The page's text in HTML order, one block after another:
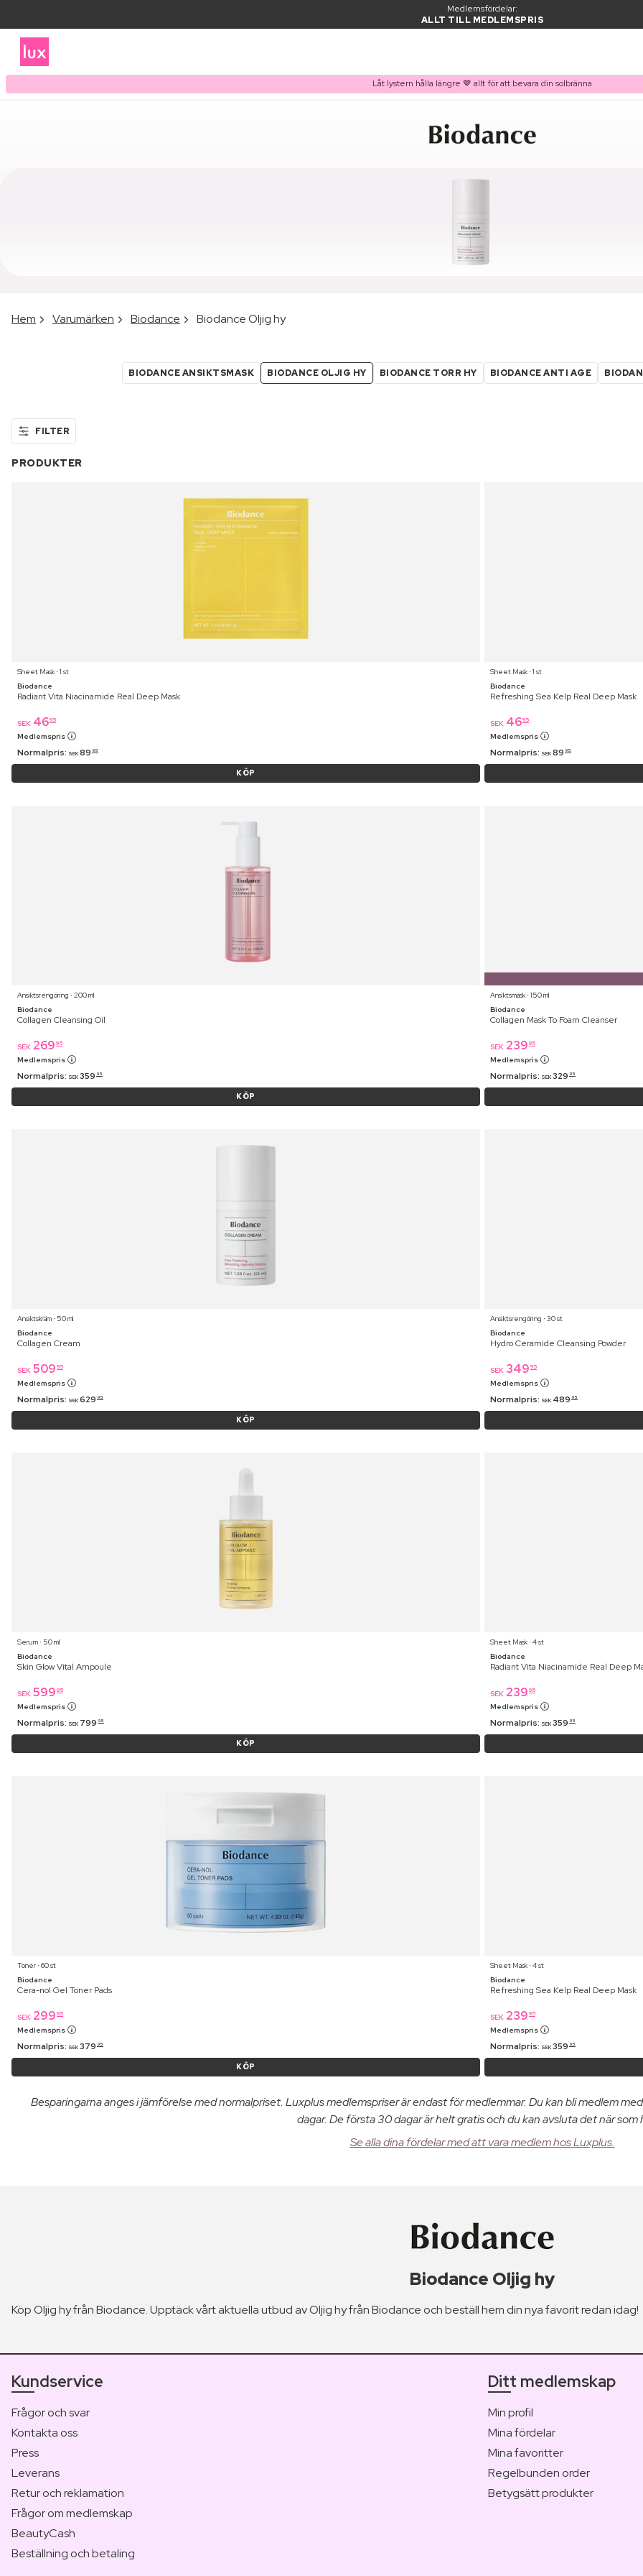
Medlemsfördelar:
ALLT TILL MEDLEMSPRIS
Låt lystern hålla längre 🤎 allt för att bevara din solbränna
Hem Varumärken Biodance Biodance Oljig hy
BIODANCE ANSIKTSMASK BIODANCE OLJIG HY BIODANCE TORR HY BIODANCE ANTI AGE
FILTER
PRODUKTER
Sheet Mask ⋅ 1 st
Biodance
Radiant Vita Niacinamide Real Deep Mask
SEK 4695
Medlemspris
Normalpris: SEK 89 95
KÖP
Sheet Mask ⋅ 1 st
Biodance
Refreshing Sea Kelp Real Deep Mask
SEK 4695
Medlemspris
Normalpris: SEK 89 95
Ansiktsrengöring ⋅ 200 ml
Biodance
Collagen Cleansing Oil
SEK 269 95
Medlemspris
Normalpris: SEK 359 95
KÖP
Ansiktsmask ⋅ 150 ml
Biodance
Collagen Mask To Foam Cleanser
SEK 239 95
Medlemspris
Normalpris: SEK 329 95
Ansiktskräm ⋅ 50 ml
Biodance
Collagen Cream
SEK 509 95
Medlemspris
Normalpris: SEK 629 95
KÖP
Ansiktsrengöring ⋅ 30 st
Biodance
Hydro Ceramide Cleansing Powder
SEK 349 95
Medlemspris
Normalpris: SEK 489 95
Serum ⋅ 50 ml
Biodance
Skin Glow Vital Ampoule
SEK 599 95
Medlemspris
Normalpris: SEK 799 95
KÖP
Sheet Mask ⋅ 4 st
Biodance
Radiant Vita Niacinamide Real Deep
SEK 239 95
Medlemspris
Normalpris: SEK 359 95
Toner ⋅ 60 st
Biodance
Cera-nol Gel Toner Pads
SEK 299 95
Medlemspris
Normalpris: SEK 379 95
KÖP
Sheet Mask ⋅ 4 st
Biodance
Refreshing Sea Kelp Real Deep Mask
SEK 239 95
Medlemspris
Normalpris: SEK 359 95
Besparingarna anges i jämförelse med normalpriset. Luxplus medlemspriser är endast för medlemmar. Du kan bli medlem
dagar. De första 30 dagar är helt gratis och du kan avsluta det när som
Se alla dina fördelar med att vara medlem hos Luxplus.
Biodance Oljig hy
Köp Oljig hy från Biodance. Upptäck vårt aktuella utbud av Oljig hy från Biodance och beställ hem din nya favorit redan idag!
Kundservice
Frågor och svar
Kontakta oss
Press
Leverans
Retur och reklamation
Frågor om medlemskap
BeautyCash
Beställning och betaling
Ditt medlemskap
Min profil
Mina fördelar
Mina favoritter
Regelbunden order
Betygsätt produkter